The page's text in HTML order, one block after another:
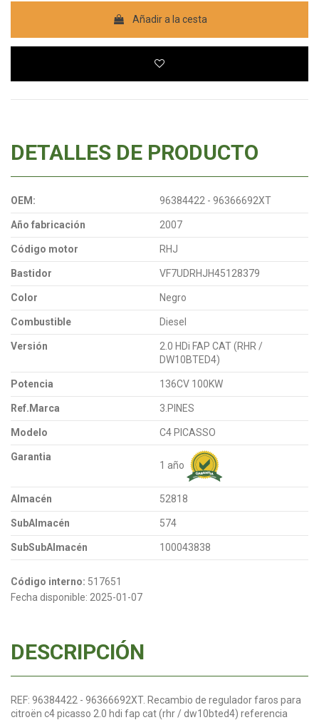
Añadir a la cesta
DETALLES DE PRODUCTO
OEM: 96384422 - 96366692XT
Año fabricación 2007
Código motor RHJ
Bastidor VF7UDRHJH45128379
Color Negro
Combustible Diesel
Versión
2.0 HDi FAP CAT (RHR /
DW10BTED4)
Potencia 136CV 100KW
Ref.Marca 3.PINES
Modelo C4 PICASSO
Garantia
1 año
Almacén 52818
SubAlmacén 574
SubSubAlmacén 100043838
Código interno: 517651
Fecha disponible: 2025-01-07
DESCRIPCIÓN
REF: 96384422 - 96366692XT. Recambio de regulador faros para
citroën c4 picasso 2.0 hdi fap cat (rhr / dw10bted4) referencia